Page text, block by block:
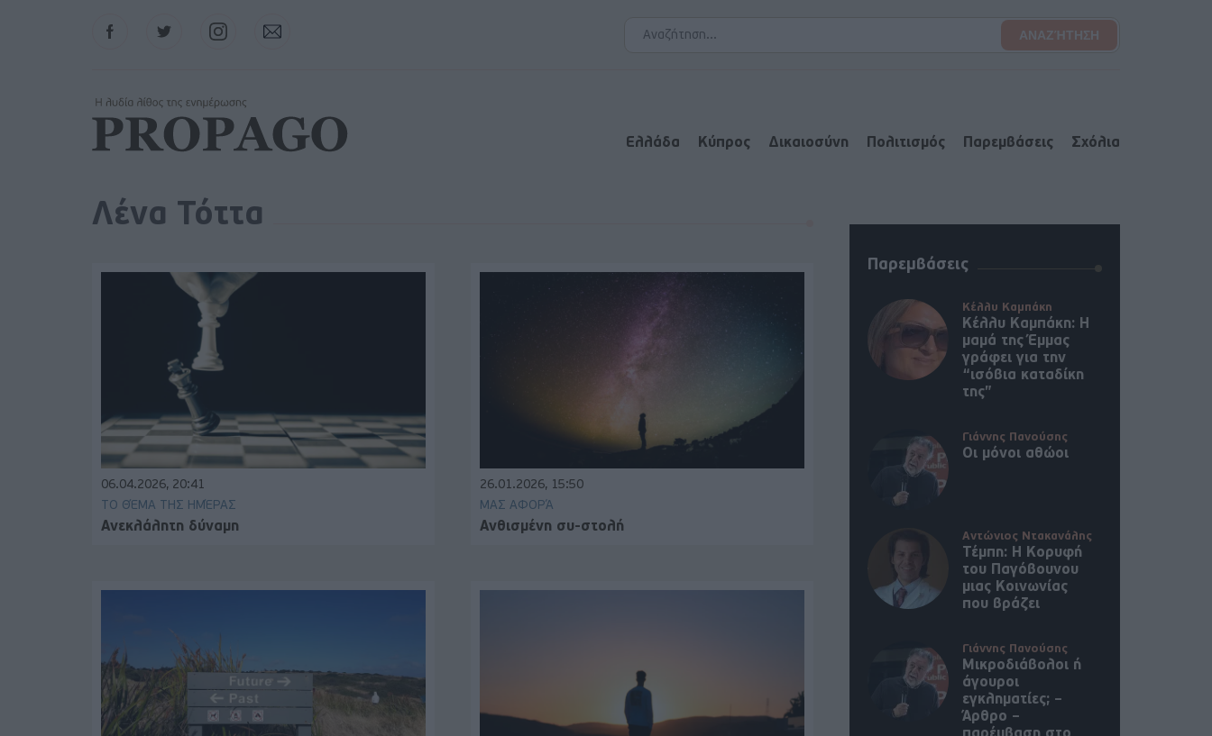
FacebookTwitter InstagramContact
Ελλάδα Κύπρος Δικαιοσύνη Πολιτισμός Παρεμβάσεις Σχόλια
Λένα Τόττα
06.04.2026, 20:41
ΤΟ ΘΈΜΑ ΤΗΣ ΗΜΈΡΑΣ
Ανεκλάλητη δύναμη
26.01.2026, 15:50
ΜΑΣ ΑΦΟΡΆ
Ανθισμένη συ-στολή
Παρεμβάσεις
Κέλλυ Καμπάκη
Κέλλυ Καμπάκη: Η
μαμά της Έμμας
γράφει για την
“ισόβια καταδίκη
της”
Γιάννης Πανούσης
Οι μόνοι αθώοι
Αντώνιος Ντακανάλης
Τέμπη: Η Κορυφή
του Παγόβουνου
μιας Κοινωνίας
που βράζει
Γιάννης Πανούσης
Μικροδιάβολοι ή
άγουροι
εγκληματίες; –
Άρθρο –